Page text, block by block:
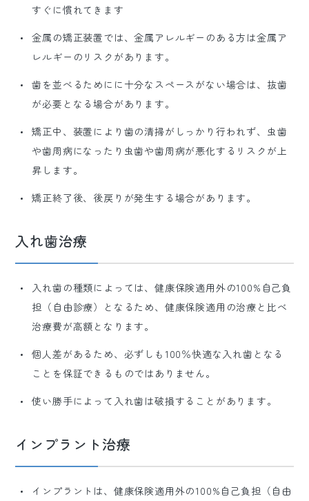
すぐに慣れてきます
金属の矯正装置では、金属アレルギーのある方は金属ア
レルギーのリスクがあります。
歯を並べるためにに十分なスペースがない場合は、抜歯
が必要となる場合があります。
矯正中、装置により歯の清掃がしっかり行われず、虫歯
や歯周病になったり虫歯や歯周病が悪化するリスクが上
昇します。
矯正終了後、後戻りが発生する場合があります。
入れ歯治療
入れ歯の種類によっては、健康保険適用外の100%自己負
担（自由診療）となるため、健康保険適用の治療と比べ
治療費が高額となります。
個人差があるため、必ずしも100％快適な入れ歯となる
ことを保証できるものではありません。
使い勝手によって入れ歯は破損することがあります。
インプラント治療
インプラントは、健康保険適用外の100%自己負担（自由